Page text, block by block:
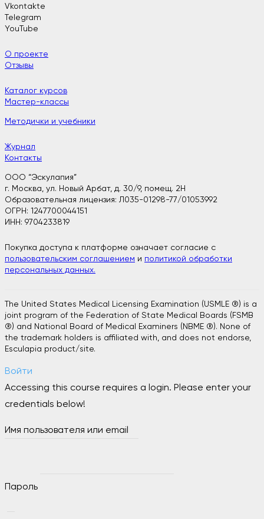
Vkontakte
Telegram
YouTube
О проекте
Отзывы
Каталог курсов
Мастер-классы
Методички и учебники
Журнал
Контакты
ООО “Эскулапия”
г. Москва, ул. Новый Арбат, д. 30/9, помещ. 2H
Образовательная лицензия: Л035-01298-77/01053992
ОГРН: 1247700044151
ИНН: 9704233819
Покупка доступа к платформе означает согласие с
пользовательским соглашением и политикой обработки
персональных данных.
The United States Medical Licensing Examination (USMLE ®) is a
joint program of the Federation of State Medical Boards (FSMB
®) and National Board of Medical Examiners (NBME ®). None of
the trademark holders is affiliated with, and does not endorse,
Esculapia product/site.
Войти
Accessing this course requires a login. Please enter your
credentials below!
Имя пользователя или email
Пароль